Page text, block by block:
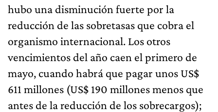
hubo una disminución fuerte por la
reducción de las sobretasas que cobra el
organismo internacional. Los otros
vencimientos del año caen el primero de
mayo, cuando habrá que pagar unos US$
611 millones (US$ 190 millones menos que
antes de la reducción de los sobrecargos);